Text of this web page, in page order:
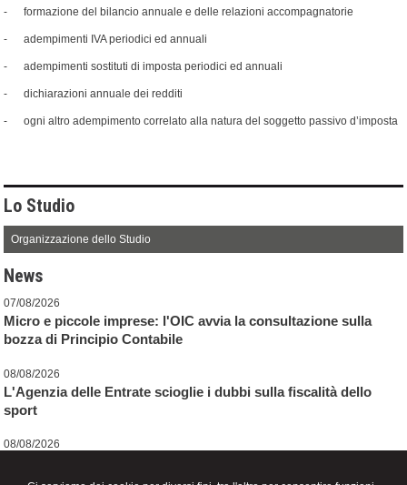
- formazione del bilancio annuale e delle relazioni accompagnatorie
- adempimenti IVA periodici ed annuali
- adempimenti sostituti di imposta periodici ed annuali
- dichiarazioni annuale dei redditi
- ogni altro adempimento correlato alla natura del soggetto passivo d’imposta
Lo Studio
Organizzazione dello Studio
News
07/08/2026
Micro e piccole imprese: l'OIC avvia la consultazione sulla
bozza di Principio Contabile
08/08/2026
L'Agenzia delle Entrate scioglie i dubbi sulla fiscalità dello
sport
08/08/2026